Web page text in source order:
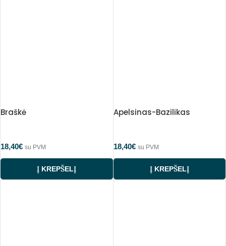
Braškė
18,40€ su PVM
Į KREPŠELĮ
Apelsinas-Bazilikas
18,40€ su PVM
Į KREPŠELĮ